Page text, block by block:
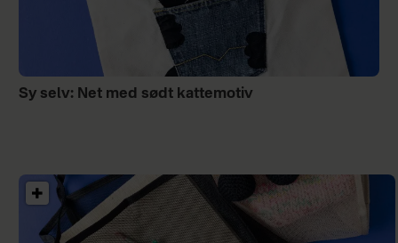
Sy selv: Net med sødt kattemotiv